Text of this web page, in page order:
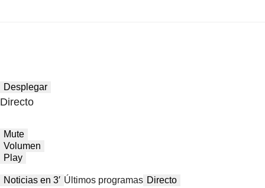
Desplegar
Directo
Mute
Volumen
Play
Noticias en 3′ Últimos programas Directo